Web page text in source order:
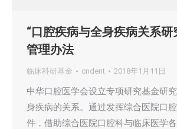
“口腔疾病与全身疾病关系研
管理办法
临床科研基金 cndent 2018年1月11日
中华口腔医学会设立专项研究基金研
身疾病的关系。通过发挥综合医院口
件，借助综合医院口腔科与临床医学